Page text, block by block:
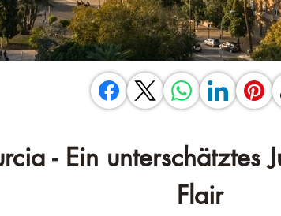
- Ein unterschätztes
Flair